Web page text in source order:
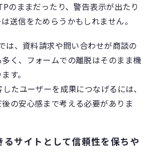
のままだったり、警告表示が出たり
送信をためらうかもしれません。
は、資料請求や問い合わせが商談の
く、フォームでの離脱はそのまま機
す。
たユーザーを成果につなげるには、
の安心感まで考える必要がありま
るサイトとして信頼性を保ちや